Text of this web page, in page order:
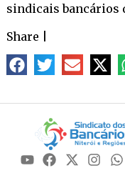
sindicais bancários
Share